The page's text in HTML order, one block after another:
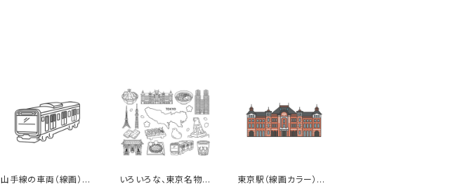
山手線の車両（線画）の
いろいろな、東京名物
東京駅（線画カラー）の